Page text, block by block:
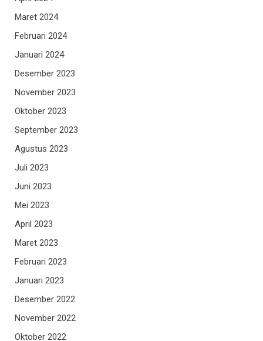
Maret 2024
Februari 2024
Januari 2024
Desember 2023
November 2023
Oktober 2023
September 2023
Agustus 2023
Juli 2023
Juni 2023
Mei 2023
April 2023
Maret 2023
Februari 2023
Januari 2023
Desember 2022
November 2022
Oktober 2022